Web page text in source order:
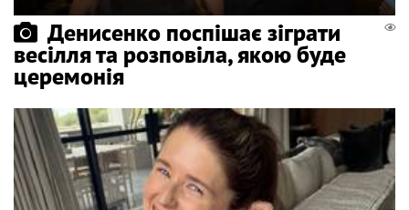
Денисенко поспішає зіграти
весілля та розповіла, якою буде
церемонія